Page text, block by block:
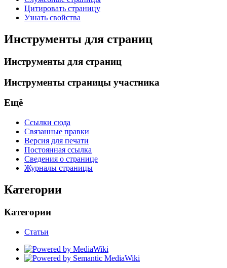
Цитировать страницу
Узнать свойства
Инструменты для страниц
Инструменты для страниц
Инструменты страницы участника
Ещё
Ссылки сюда
Связанные правки
Версия для печати
Постоянная ссылка
Сведения о странице
Журналы страницы
Категории
Категории
Статьи